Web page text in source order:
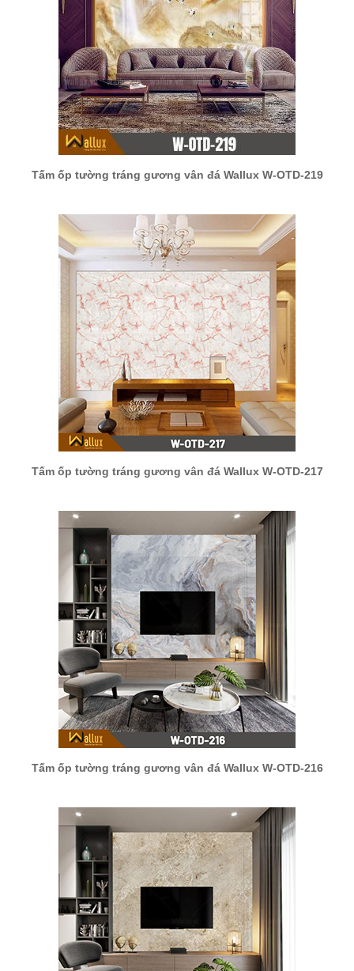
Tấm ốp tường tráng gương vân đá Wallux W-OTD-219
Tấm ốp tường tráng gương vân đá Wallux W-OTD-217
Tấm ốp tường tráng gương vân đá Wallux W-OTD-216